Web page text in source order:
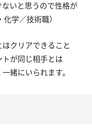
いと思うので性格が
学／技術職）
クリアできること
が同じ相手とは
緒にいられます。